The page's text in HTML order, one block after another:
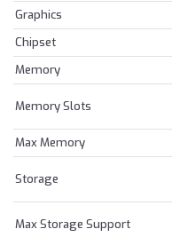
Graphics
Chipset
Memory
Memory Slots
Max Memory
Storage
Max Storage Support